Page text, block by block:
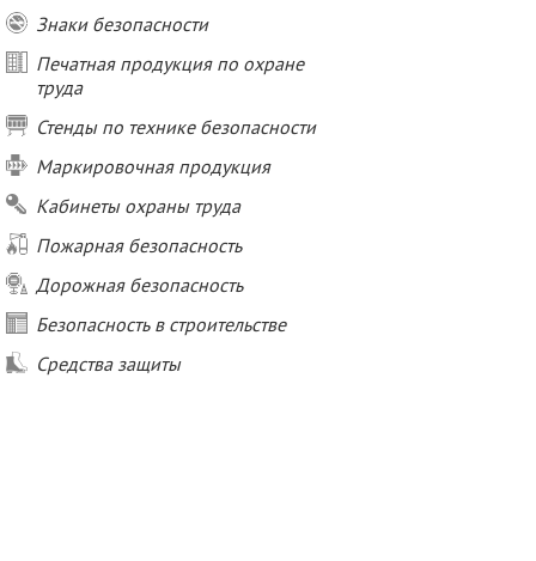
Знаки безопасности
Печатная продукция по охране
труда
Стенды по технике безопасности
Маркировочная продукция
Кабинеты охраны труда
Пожарная безопасность
Дорожная безопасность
Безопасность в строительстве
Средства защиты